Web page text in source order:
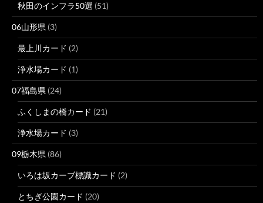
秋田のインフラ50選 (51)
06山形県 (3)
最上川カード (2)
浄水場カード (1)
07福島県 (24)
ふくしまの橋カード (21)
浄水場カード (3)
09栃木県 (86)
いろは坂カーブ標識カード (2)
とちぎ公園カード (20)